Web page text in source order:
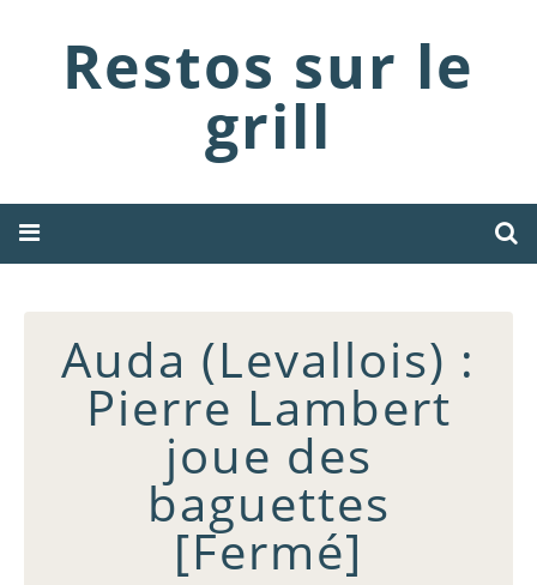
Restos sur le
grill
Auda (Levallois) :
Pierre Lambert
joue des
baguettes
[Fermé]